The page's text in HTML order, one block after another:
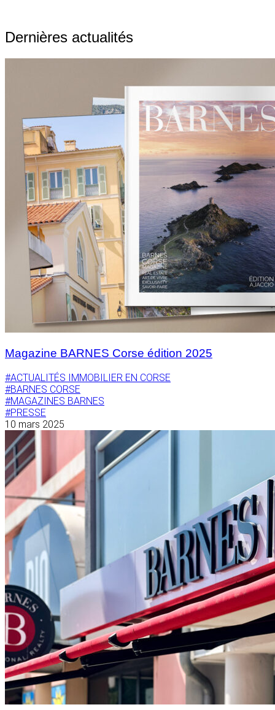
Dernières actualités
Magazine BARNES Corse édition 2025
#ACTUALITÉS IMMOBILIER EN CORSE
#BARNES CORSE
#MAGAZINES BARNES
#PRESSE
10 mars 2025